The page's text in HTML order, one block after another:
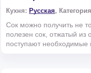
Кухня: Русская,
Сок можно получить не
полезен сок, отжатый
поступают необходимые